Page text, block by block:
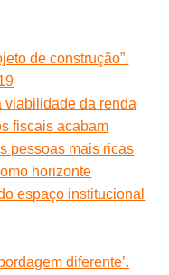
de construção”.
viabilidade da renda
fiscais acabam
pessoas mais ricas
horizonte
espaço institucional
diferente’.